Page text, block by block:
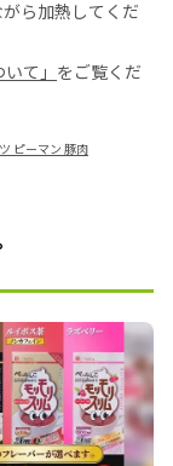
ら加熱してくだ
て」 をご覧くだ
ピーマン 豚肉